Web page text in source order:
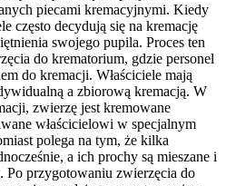
piecami kremacyjnymi. Kiedy
często decydują się na kremację
swojego pupila. Proces ten
do krematorium, gdzie personel
do kremacji. Właściciele mają
a zbiorową kremacją. W
zwierzę jest kremowane
właścicielowi w specjalnym
polega na tym, że kilka
a ich prochy są mieszane i
Po przygotowaniu zwierzęcia do